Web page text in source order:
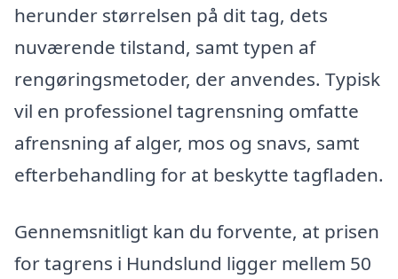
herunder størrelsen på dit tag, dets
nuværende tilstand, samt typen af
rengøringsmetoder, der anvendes. Typisk
vil en professionel tagrensning omfatte
afrensning af alger, mos og snavs, samt
efterbehandling for at beskytte tagfladen.
Gennemsnitligt kan du forvente, at prisen
for tagrens i Hundslund ligger mellem 50